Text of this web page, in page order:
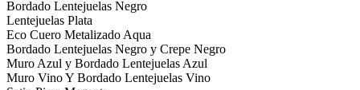
Bordado Lentejuelas Negro
Lentejuelas Plata
Eco Cuero Metalizado Aqua
Bordado Lentejuelas Negro y Crepe Negro
Muro Azul y Bordado Lentejuelas Azul
Muro Vino Y Bordado Lentejuelas Vino